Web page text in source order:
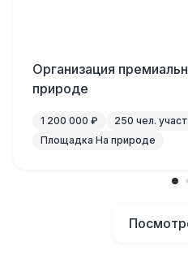
Организация
природе
1 200 000 ₽ 250 чел.
Площадка На природе